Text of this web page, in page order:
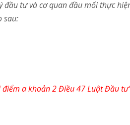
tư và cơ quan đầu mối thực
sau:
a khoản 2 Điều 47 Luật Đầu